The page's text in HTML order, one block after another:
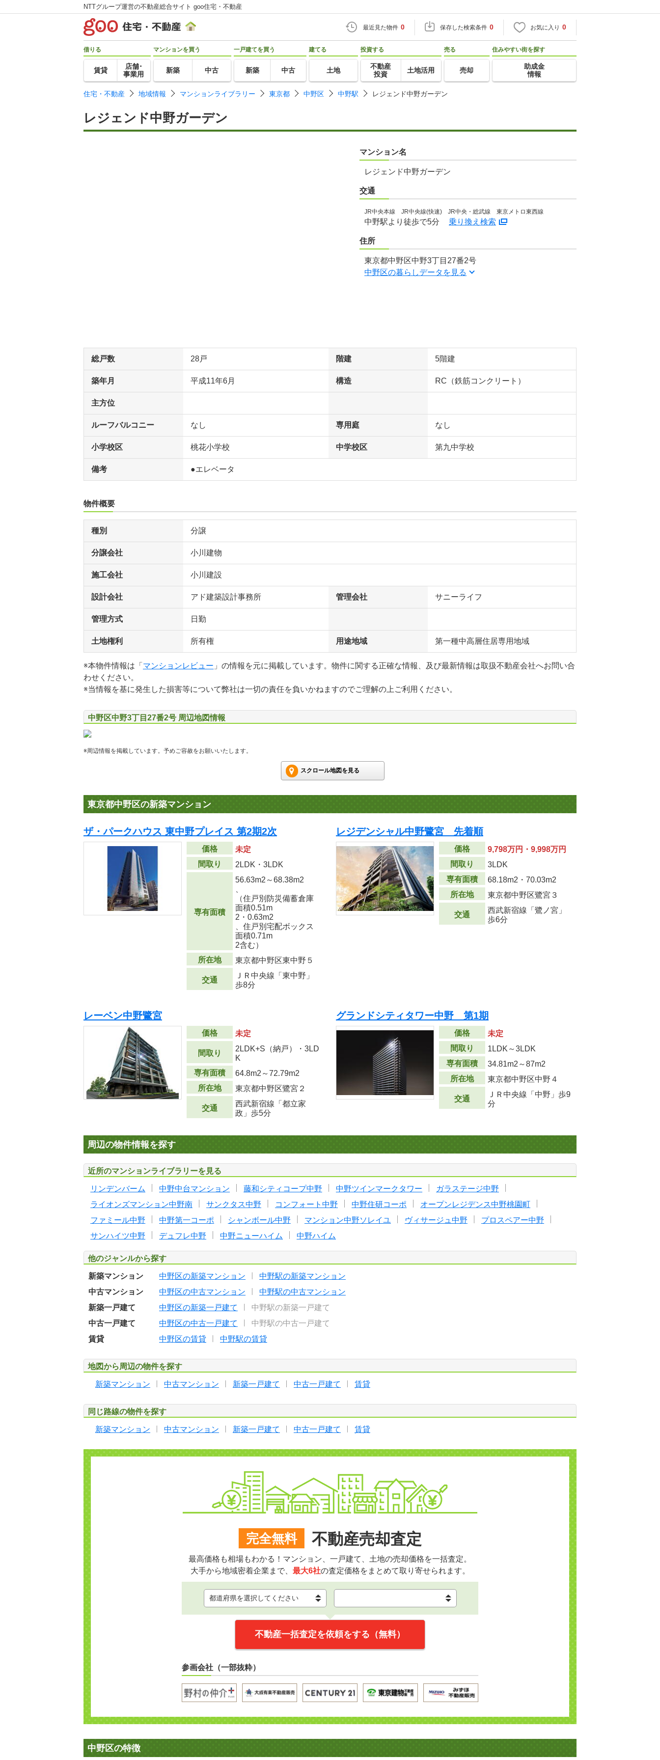
NTTグループ運営の不動産総合サイト goo住宅・不動産
最近見た物件 0 保存した検索条件 0 お気に入り 0
借りる
賃貸
店舗･
事業用
マンションを買う
新築 中古
一戸建てを買う
新築 中古
建てる
土地
投資する
不動産
投資
土地活用
売る
売却
住みやすい街を探す
助成金
情報
住宅・不動産 地域情報 マンションライブラリー 東京都 中野区 中野駅 レジェンド中野ガーデン
レジェンド中野ガーデン
マンション名
レジェンド中野ガーデン
交通
JR中央本線 JR中央線(快速) JR中央・総武線 東京メトロ東西線
中野駅より徒歩で5分 乗り換え検索
住所
東京都中野区中野3丁目27番2号
中野区の暮らしデータを見る
総戸数 28戸 階建 5階建
築年月 平成11年6月 構造 RC（鉄筋コンクリート）
主方位
ルーフバルコニー なし 専用庭 なし
小学校区 桃花小学校 中学校区 第九中学校
備考 ●エレベータ
物件概要
種別 分譲
分譲会社 小川建物
施工会社 小川建設
設計会社 アド建築設計事務所 管理会社 サニーライフ
管理方式 日勤
土地権利 所有権 用途地域 第一種中高層住居専用地域
※本物件情報は「 マンションレビュー 」の情報を元に掲載しています。物件に関する正確な情報、及び最新情報は取扱不動産会社へお問い合
わせください。
※当情報を基に発生した損害等について弊社は一切の責任を負いかねますのでご理解の上ご利用ください。
中野区中野3丁目27番2号 周辺地図情報
※周辺情報を掲載しています。予めご容赦をお願いいたします。
スクロール地図を見る
東京都中野区の新築マンション
ザ・パークハウス 東中野プレイス 第2期2次
価格
未定
間取り
2LDK・3LDK
専有面積
56.63m2 ～68.38m2
（住戸別防災備蓄倉庫
面積0.51m
2 ・0.63m2
、住戸別宅配ボックス
面積0.71m
2含む）
所在地
東京都中野区東中野５
交通
ＪＲ中央線「東中野」
歩8分
レジデンシャル中野鷺宮 先着順
価格
9,798万円・9,998万円
間取り
3LDK
専有面積
68.18m2 ・70.03m2
所在地
東京都中野区鷺宮３
交通
西武新宿線「鷺ノ宮」
歩6分
レーベン中野鷺宮
価格 未定
間取り
2LDK+S（納戸）・3LD
K
専有面積
64.8m2 ～72.79m2
所在地
東京都中野区鷺宮２
交通
西武新宿線「都立家
政」歩5分
グランドシティタワー中野 第1期
価格
未定
間取り
1LDK～3LDK
専有面積
34.81m2 ～87m2
所在地
東京都中野区中野４
交通
ＪＲ中央線「中野」歩9
分
周辺の物件情報を探す
近所のマンションライブラリーを見る
リンデンバーム 中野中台マンション 藤和シティコープ中野 中野ツインマークタワー
ガラステージ中野
ライオンズマンション中野南
サンクタス中野 コンフォート中野 中野住研コーポ
オープンレジデンス中野桃園町
ファミール中野
中野第一コーポ シャンボール中野 マンション中野ソレイユ ヴィサージュ中野
プロスペアー中野
サンハイツ中野
デュフレ中野 中野ニューハイム 中野ハイム
他のジャンルから探す
新築マンション 中野区の新築マンション
中野駅の新築マンション
中古マンション
中野区の中古マンション
中野駅の中古マンション
新築一戸建て
中野区の新築一戸建て
中野駅の新築一戸建て
中古一戸建て
中野区の中古一戸建て
中野駅の中古一戸建て
賃貸
中野区の賃貸 中野駅の賃貸
地図から周辺の物件を探す
新築マンション 中古マンション 新築一戸建て 中古一戸建て 賃貸
同じ路線の物件を探す
新築マンション 中古マンション 新築一戸建て 中古一戸建て 賃貸
完全無料 不動産売却査定
最高価格も相場もわかる！マンション、一戸建て、土地の売却価格を一括査定。
大手から地域密着企業まで、 最大6社の査定価格をまとめて取り寄せられます。
不動産一括査定を依頼をする（無料）
参画会社（一部抜粋）
中野区の特徴